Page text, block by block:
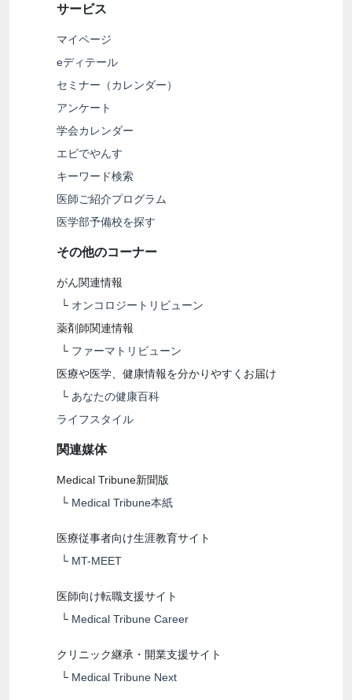
サービス
マイページ
eディテール
セミナー（カレンダー）
アンケート
学会カレンダー
エビでやんす
キーワード検索
医師ご紹介プログラム
医学部予備校を探す
その他のコーナー
がん関連情報
└ オンコロジートリビューン
薬剤師関連情報
└ ファーマトリビューン
医療や医学、健康情報を分かりやすくお届け
└ あなたの健康百科
ライフスタイル
関連媒体
Medical Tribune新聞版
└ Medical Tribune本紙
医療従事者向け生涯教育サイト
└ MT-MEET
医師向け転職支援サイト
└ Medical Tribune Career
クリニック継承・開業支援サイト
└ Medical Tribune Next